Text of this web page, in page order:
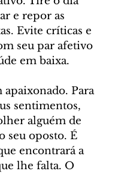
e repor as
Evite críticas e
seu par afetivo
em baixa.
apaixonado. Para
sentimentos,
alguém de
seu oposto. É
encontrará a
lhe falta. O